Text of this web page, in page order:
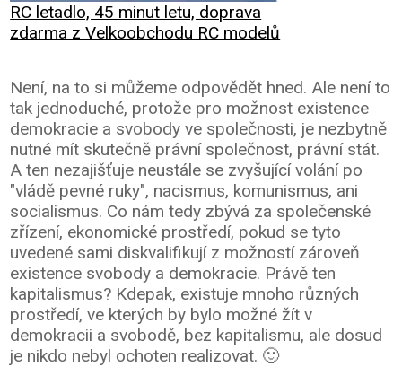
RC letadlo, 45 minut letu, doprava
zdarma z Velkoobchodu RC modelů
Není, na to si můžeme odpovědět hned. Ale není to
tak jednoduché, protože pro možnost existence
demokracie a svobody ve společnosti, je nezbytně
nutné mít skutečně právní společnost, právní stát.
A ten nezajišťuje neustále se zvyšující volání po
"vládě pevné ruky", nacismus, komunismus, ani
socialismus. Co nám tedy zbývá za společenské
zřízení, ekonomické prostředí, pokud se tyto
uvedené sami diskvalifikují z možností zároveň
existence svobody a demokracie. Právě ten
kapitalismus? Kdepak, existuje mnoho různých
prostředí, ve kterých by bylo možné žít v
demokracii a svobodě, bez kapitalismu, ale dosud
je nikdo nebyl ochoten realizovat. 🙂